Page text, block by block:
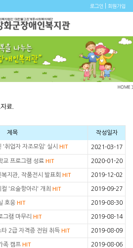
로그인 회원가입
제목 작성일자
'취업자 자조모임' 실시 HIT 2021-03-17
교 프로그램 성료 HIT 2020-01-20
지관, 작품전시 발표회 HIT 2019-12-02
컬 '요술항아리' 개최 HIT 2019-09-27
호응 HIT 2019-08-30
그램 마무리 HIT 2019-08-14
타 2급 자격증 전원 취득 HIT 2019-08-09
족 캠프 HIT 2019-08-06